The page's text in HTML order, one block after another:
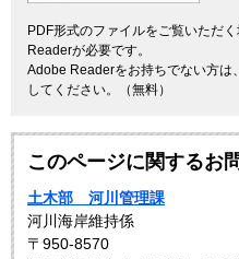
PDF形式のファイルをご覧いただ
Readerが必要です。
Adobe Readerをお持ちでない方は
してください。（無料）
このページに関するお
土木部 河川管理課
河川海岸維持係
〒950-8570